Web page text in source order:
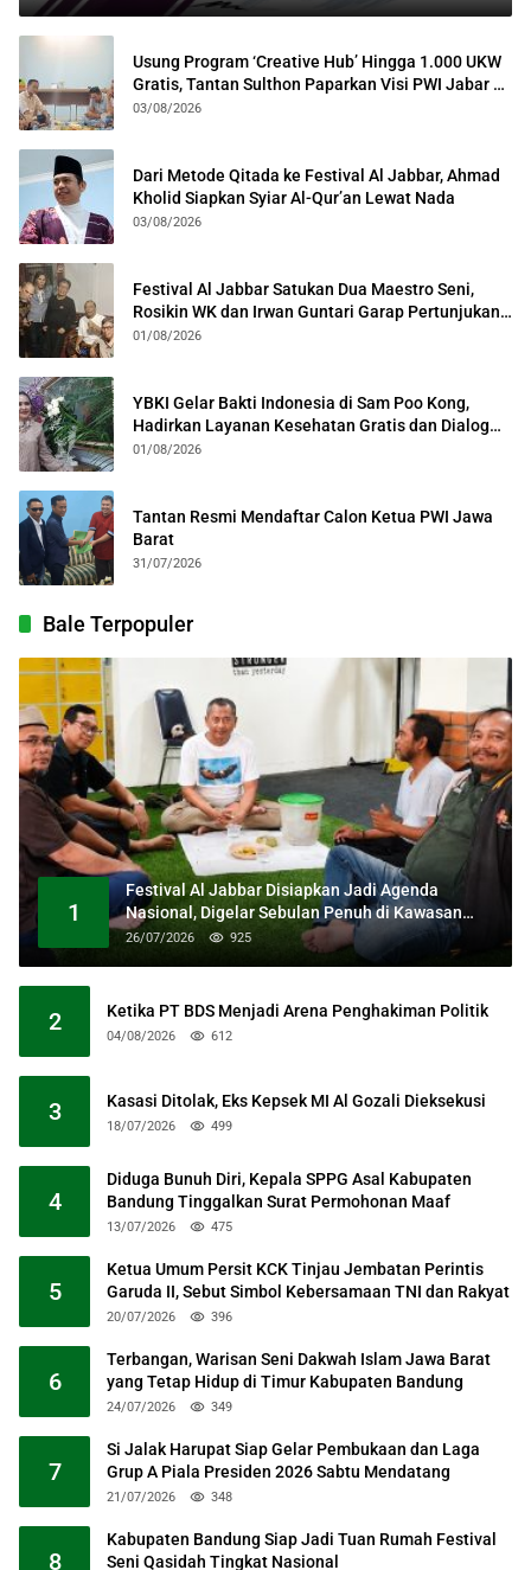
Usung Program ‘Creative Hub’ Hingga 1.000 UKW
Gratis, Tantan Sulthon Paparkan Visi PWI Jabar di
Kota Bogor
03/08/2026
Dari Metode Qitada ke Festival Al Jabbar, Ahmad
Kholid Siapkan Syiar Al-Qur’an Lewat Nada
03/08/2026
Festival Al Jabbar Satukan Dua Maestro Seni,
Rosikin WK dan Irwan Guntari Garap Pertunjukan
Kolosal
01/08/2026
YBKI Gelar Bakti Indonesia di Sam Poo Kong,
Hadirkan Layanan Kesehatan Gratis dan Dialog
Kebangsaan
01/08/2026
Tantan Resmi Mendaftar Calon Ketua PWI Jawa
Barat
31/07/2026
Bale Terpopuler
1
Festival Al Jabbar Disiapkan Jadi Agenda
Nasional, Digelar Sebulan Penuh di Kawasan
Masjid Raya Al Jabbar
26/07/2026 925
2 Ketika PT BDS Menjadi Arena Penghakiman Politik
04/08/2026 612
3 Kasasi Ditolak, Eks Kepsek MI Al Gozali Dieksekusi
18/07/2026 499
4
Diduga Bunuh Diri, Kepala SPPG Asal Kabupaten
Bandung Tinggalkan Surat Permohonan Maaf
13/07/2026 475
5
Ketua Umum Persit KCK Tinjau Jembatan Perintis
Garuda II, Sebut Simbol Kebersamaan TNI dan Rakyat
20/07/2026 396
6
Terbangan, Warisan Seni Dakwah Islam Jawa Barat
yang Tetap Hidup di Timur Kabupaten Bandung
24/07/2026 349
7
Si Jalak Harupat Siap Gelar Pembukaan dan Laga
Grup A Piala Presiden 2026 Sabtu Mendatang
21/07/2026 348
8
Kabupaten Bandung Siap Jadi Tuan Rumah Festival
Seni Qasidah Tingkat Nasional